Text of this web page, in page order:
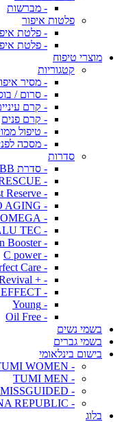
- מברשות
פלטות איפור
- פלטת
- פלטת
מוצרי טיפוח
קטגוריות
- מסיר
- סרום /
- קרם
- קרם פנים
- טיפול
- מסכה
סדרות
- סדרת BB
- AQUA RESCUE
- Moist Reserve
- SNAIL PRO AGING
- TRIPLE OMEGA
- HYALU TEC
- Skin Booster
- C power
- Perfect Care
- + Revival
- MULTI EFFECT
- Young
- Oil Free
בשמי נשים
בשמי גברים
בישום בינלאומי
- TUMI WOMEN
- TUMI MEN
- MISSGUIDED
- BANANA REPUBLIC
בלוג